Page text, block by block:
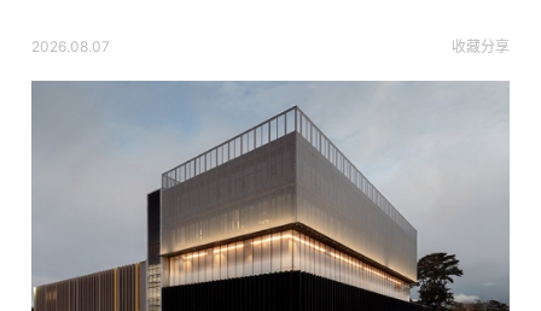
2026.08.07 收藏分享